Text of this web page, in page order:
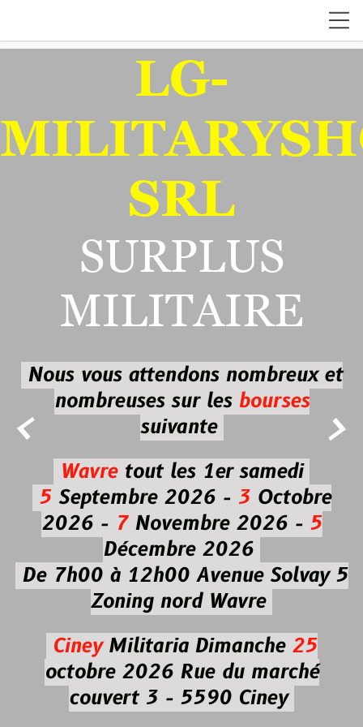
 
LG-
SRL
SURPLUS
MILITAIRE
Nous vous attendons nombreux et
nombreuses sur les bourses
suivante
Wavretout les 1er samedi
5Septembre 2026 - 3Octobre
2026 -7Novembre 2026 - 5
Décembre 2026
De 7h00 à 12h00 Avenue Solvay 5
Zoning nord Wavre
CineyMilitaria Dimanche 25
octobre 2026Rue du marché
couvert 3 - 5590 Ciney